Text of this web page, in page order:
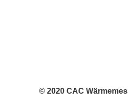
© 2020 CAC